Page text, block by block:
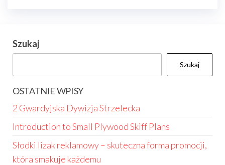
Szukaj
Szukaj
OSTATNIE WPISY
2 Gwardyjska Dywizja Strzelecka
Introduction to Small Plywood Skiff Plans
Słodki lizak reklamowy – skuteczna forma promocji,
która smakuje każdemu